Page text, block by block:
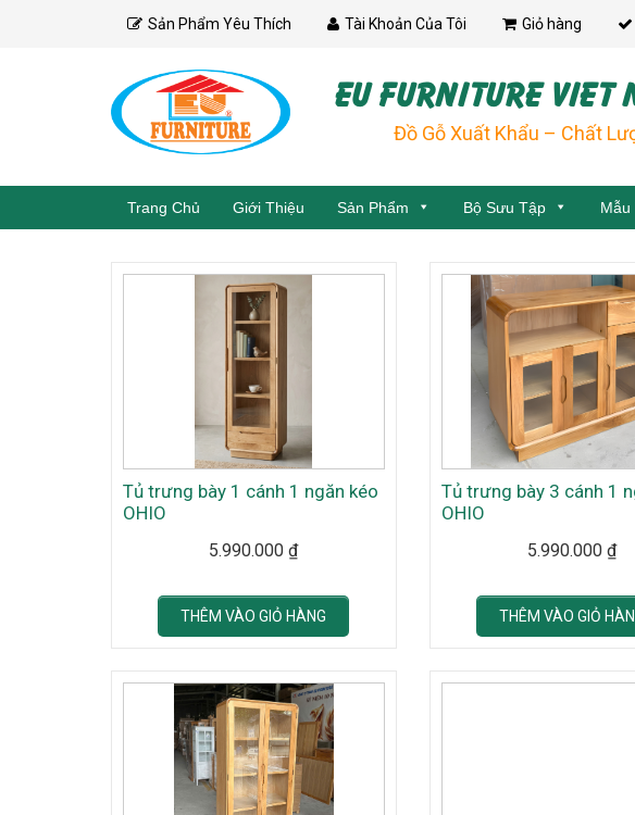
Sản Phẩm Yêu Thích Tài Khoản Của Tôi Giỏ hàng
EU FURNITURE VIET
Đồ Gỗ Xuất Khẩu – Chất
Trang Chủ Giới Thiệu Sản Phẩm Bộ Sưu Tập Mẫu
Tủ trưng bày 1 cánh 1 ngăn kéo
OHIO
5.990.000₫
THÊM VÀO GIỎ HÀNG
Tủ trưng bày 3 cánh 1
OHIO
5.990.000 ₫
THÊM VÀO GIỎ